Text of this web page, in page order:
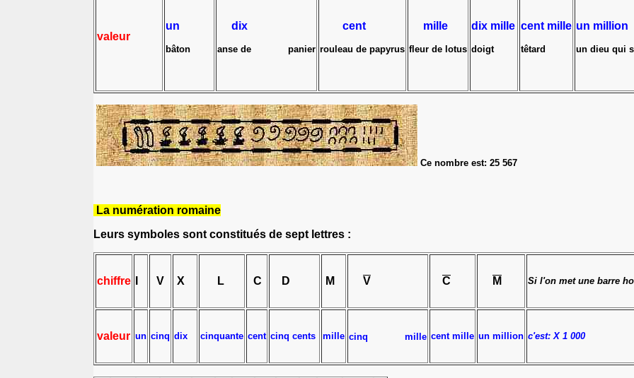
valeur
un
bâton
dix
anse de panier
cent
rouleau de papyrus
mille
fleur de lotus
dix mille
doigt
cent mille
têtard
un million
un dieu qui
Ce nombre est: 25 567
La numération romaine
Leurs symboles sont constitués de sept lettres :
chiffre V X L C D M V C M Si l'on met une barre
valeur un cinq dix cinquante cent cinq cents mille cinq mille cent mille un million c'est: X 1 000